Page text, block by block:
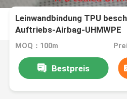
Leinwandbindung TPU
Auftriebs-Airbag-UHMWPE
MOQ：100m
Bestpreis